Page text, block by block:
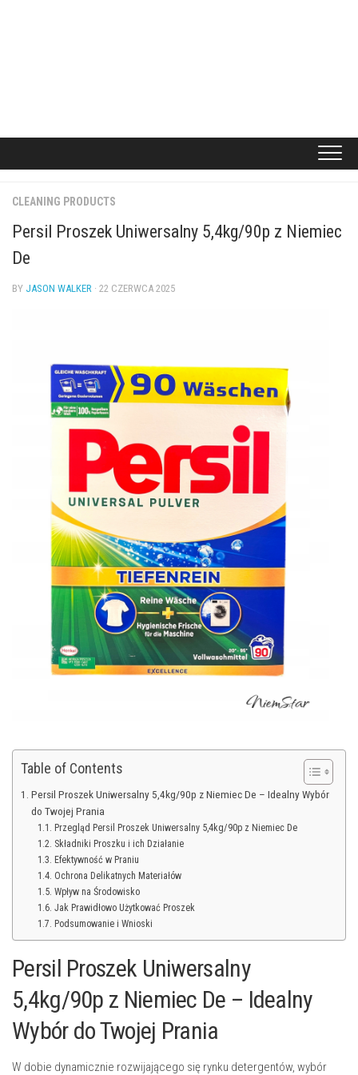
CLEANING PRODUCTS
Persil Proszek Uniwersalny 5,4kg/90p z Niemiec
De
BY JASON WALKER · 22 CZERWCA 2025
Table of Contents
Persil Proszek Uniwersalny 5,4kg/90p z Niemiec De – Idealny Wybór
do Twojej Prania
Przegląd Persil Proszek Uniwersalny 5,4kg/90p z Niemiec De
Składniki Proszku i ich Działanie
Efektywność w Praniu
Ochrona Delikatnych Materiałów
Wpływ na Środowisko
Jak Prawidłowo Użytkować Proszek
Podsumowanie i Wnioski
Persil Proszek Uniwersalny
5,4kg/90p z Niemiec De – Idealny
Wybór do Twojej Prania
W dobie dynamicznie rozwijającego się rynku detergentów, wybór